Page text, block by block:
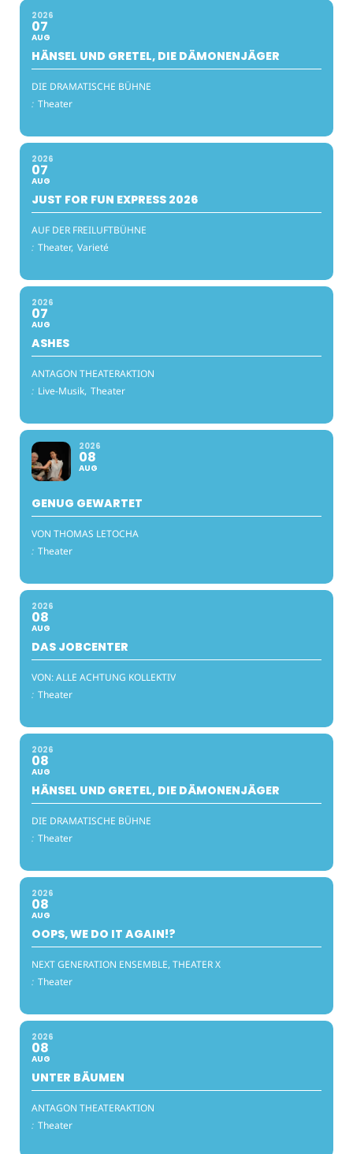
2026
07
AUG
HÄNSEL UND GRETEL, DIE DÄMONENJÄGER
DIE DRAMATISCHE BÜHNE
: Theater
2026
07
AUG
JUST FOR FUN EXPRESS 2026
AUF DER FREILUFTBÜHNE
: Theater, Varieté
2026
07
AUG
ASHES
ANTAGON THEATERAKTION
: Live-Musik, Theater
2026
08
AUG
GENUG GEWARTET
VON THOMAS LETOCHA
: Theater
2026
08
AUG
DAS JOBCENTER
VON: ALLE ACHTUNG KOLLEKTIV
: Theater
2026
08
AUG
HÄNSEL UND GRETEL, DIE DÄMONENJÄGER
DIE DRAMATISCHE BÜHNE
: Theater
2026
08
AUG
OOPS, WE DO IT AGAIN!?
NEXT GENERATION ENSEMBLE, THEATER X
: Theater
2026
08
AUG
UNTER BÄUMEN
ANTAGON THEATERAKTION
: Theater